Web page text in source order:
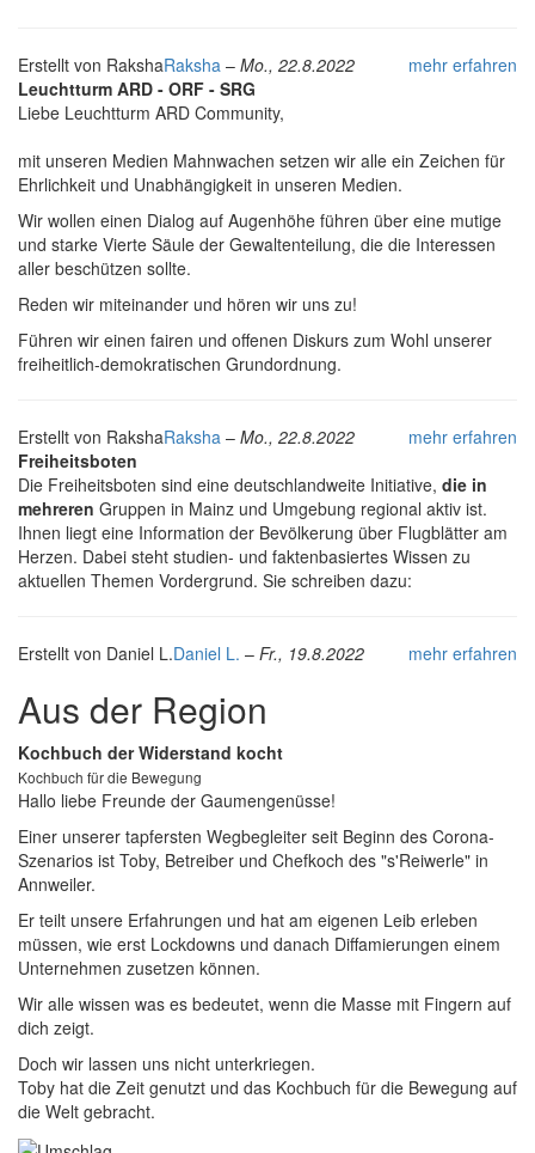
Erstellt von RakshaRaksha – Mo., 22.8.2022
mehr erfahren
Leuchtturm ARD - ORF - SRG
Liebe Leuchtturm ARD Community,
mit unseren Medien Mahnwachen setzen wir alle ein Zeichen für
Ehrlichkeit und Unabhängigkeit in unseren Medien.
Wir wollen einen Dialog auf Augenhöhe führen über eine mutige
und starke Vierte Säule der Gewaltenteilung, die die Interessen
aller beschützen sollte.
Reden wir miteinander und hören wir uns zu!
Führen wir einen fairen und offenen Diskurs zum Wohl unserer
freiheitlich-demokratischen Grundordnung.
Erstellt von RakshaRaksha – Mo., 22.8.2022
mehr erfahren
Freiheitsboten
Die Freiheitsboten sind eine deutschlandweite Initiative, die in
mehreren Gruppen in Mainz und Umgebung regional aktiv ist.
Ihnen liegt eine Information der Bevölkerung über Flugblätter am
Herzen. Dabei steht studien- und faktenbasiertes Wissen zu
aktuellen Themen Vordergrund. Sie schreiben dazu:
Erstellt von Daniel L.Daniel L. – Fr., 19.8.2022 mehr erfahren
Aus der Region
Kochbuch der Widerstand kocht
Kochbuch für die Bewegung
Hallo liebe Freunde der Gaumengenüsse!
Einer unserer tapfersten Wegbegleiter seit Beginn des Corona-
Szenarios ist Toby, Betreiber und Chefkoch des "s'Reiwerle" in
Annweiler.
Er teilt unsere Erfahrungen und hat am eigenen Leib erleben
müssen, wie erst Lockdowns und danach Diffamierungen einem
Unternehmen zusetzen können.
Wir alle wissen was es bedeutet, wenn die Masse mit Fingern auf
dich zeigt.
Doch wir lassen uns nicht unterkriegen.
Toby hat die Zeit genutzt und das Kochbuch für die Bewegung auf
die Welt gebracht.